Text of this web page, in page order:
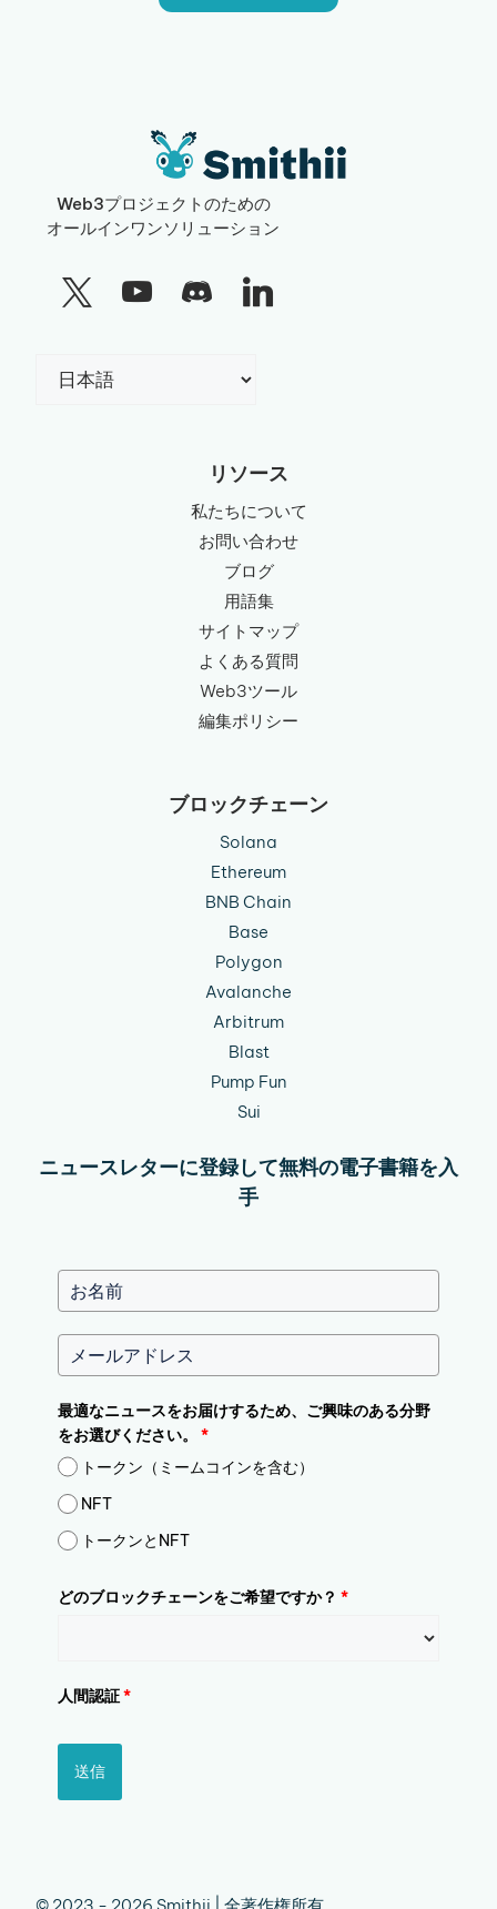
Web3プロジェクトのための
オールインワンソリューション
リソース
私たちについて
お問い合わせ
ブログ
用語集
サイトマップ
よくある質問
Web3ツール
編集ポリシー
ブロックチェーン
Solana
Ethereum
BNB Chain
Base
Polygon
Avalanche
Arbitrum
Blast
Pump Fun
Sui
ニュースレターに登録して無料の電子書籍を入
手
最適なニュースをお届けするため、ご興味のある分野
をお選びください。
*
トークン（ミームコインを含む）
NFT
トークンとNFT
どのブロックチェーンをご希望ですか？ *
人間認証*
送信